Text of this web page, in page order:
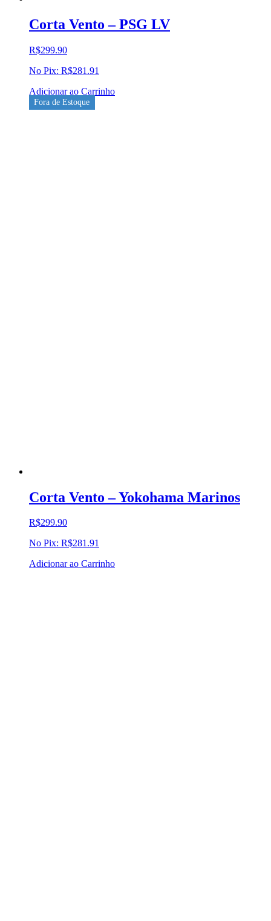
Corta Vento – PSG LV
R$299.90
No Pix: R$281.91
Adicionar ao Carrinho
Fora de Estoque
Corta Vento – Yokohama Marinos
R$299.90
No Pix: R$281.91
Adicionar ao Carrinho